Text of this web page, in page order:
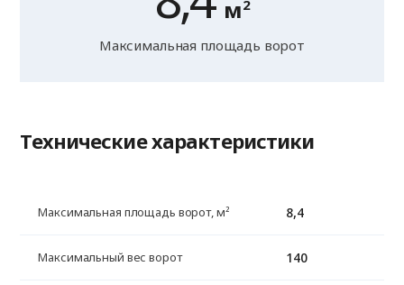
м2
Максимальная площадь ворот
Технические характеристики
Максимальная площадь ворот, м² 8,4
Максимальный вес ворот 140